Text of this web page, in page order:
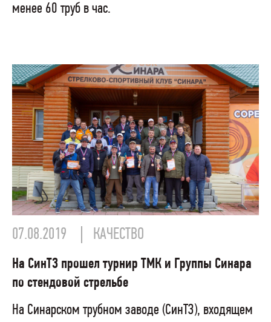
менее 60 труб в час.
07.08.2019 КАЧЕСТВО
На СинТЗ прошел турнир ТМК и Группы Синара
по стендовой стрельбе
На Синарском трубном заводе (СинТЗ), входящем